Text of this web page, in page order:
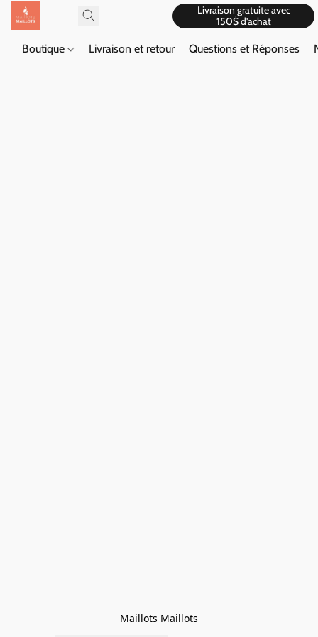
Livraison gratuite avec
150$ d'achat
Boutique Livraison et retour Questions et Réponses
Maillots Maillots